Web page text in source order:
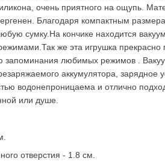
очень приятного на ощупь.
Благодаря компактным
сумку.На кончике находится
же эта игрушка
любимых режимов .
аккумулятора, зарядное
водонепроницаема и отлично
или душе.
отверстия - 1.8 см.